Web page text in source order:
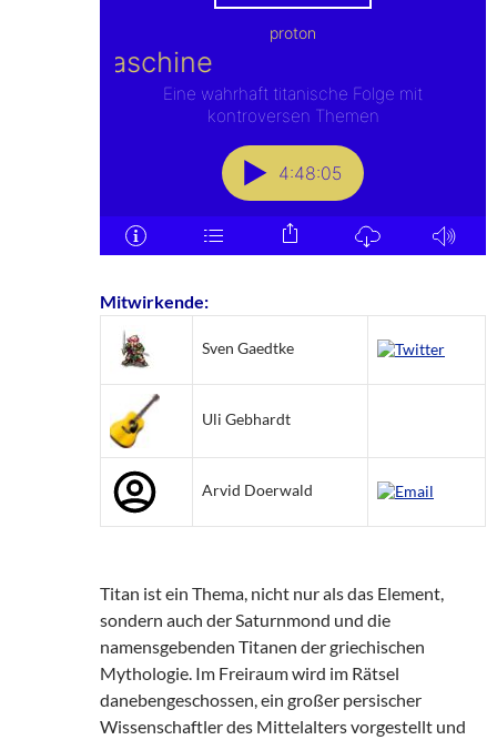
Mitwirkende:
Sven Gaedtke
Uli Gebhardt
Arvid Doerwald
Titan ist ein Thema, nicht nur als das Element,
sondern auch der Saturnmond und die
namensgebenden Titanen der griechischen
Mythologie. Im Freiraum wird im Rätsel
danebengeschossen, ein großer persischer
Wissenschaftler des Mittelalters vorgestellt und